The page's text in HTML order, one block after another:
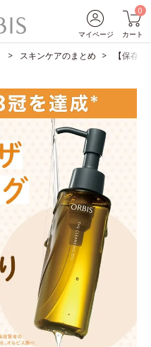
マイページ
0
カート
スキンケアのまとめ 【保存